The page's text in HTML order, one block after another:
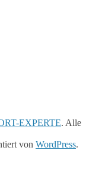
EXPERTE. Alle
von WordPress.